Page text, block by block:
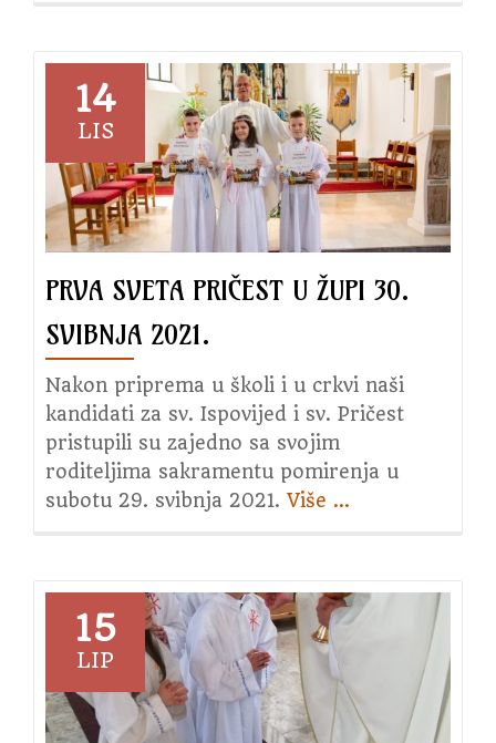
Svete
Pričesti
28.
svibnja
2023.
godine
14
LIS
PRVA SVETA PRIČEST U ŽUPI 30.
SVIBNJA 2021.
Nakon priprema u školi i u crkvi naši
kandidati za sv. Ispovijed i sv. Pričest
pristupili su zajedno sa svojim
roditeljima sakramentu pomirenja u
subotu 29. svibnja 2021. Više about
u
30.
svibnja
2021.
…
15
LIP